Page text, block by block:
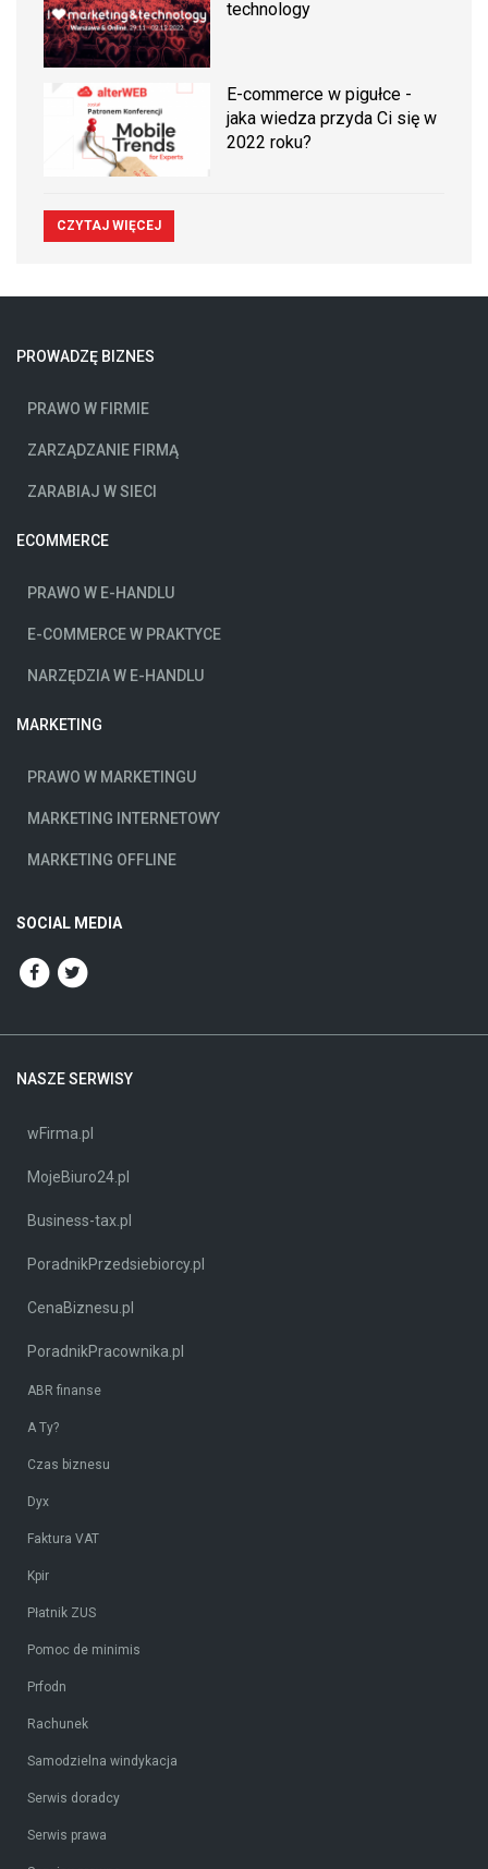
technology
E-commerce w pigułce -
jaka wiedza przyda Ci się w
2022 roku?
CZYTAJ WIĘCEJ
PROWADZĘ BIZNES
PRAWO W FIRMIE
ZARZĄDZANIE FIRMĄ
ZARABIAJ W SIECI
ECOMMERCE
PRAWO W E-HANDLU
E-COMMERCE W PRAKTYCE
NARZĘDZIA W E-HANDLU
MARKETING
PRAWO W MARKETINGU
MARKETING INTERNETOWY
MARKETING OFFLINE
SOCIAL MEDIA
NASZE SERWISY
wFirma.pl
MojeBiuro24.pl
Business-tax.pl
PoradnikPrzedsiebiorcy.pl
CenaBiznesu.pl
PoradnikPracownika.pl
ABR finanse
A Ty?
Czas biznesu
Dyx
Faktura VAT
Kpir
Płatnik ZUS
Pomoc de minimis
Prfodn
Rachunek
Samodzielna windykacja
Serwis doradcy
Serwis prawa